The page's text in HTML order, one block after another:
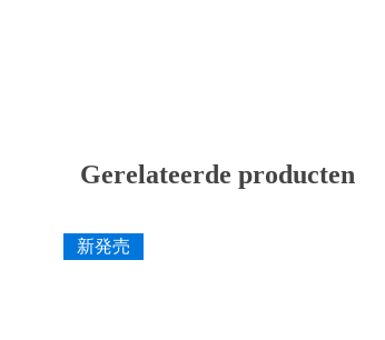
Gerelateerde producten
新発売